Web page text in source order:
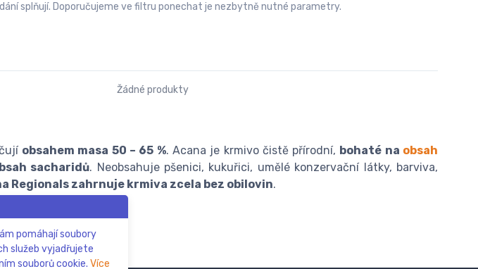
splňují. Doporučujeme ve filtru ponechat je nezbytně nutné parametry.
Žádné produkty
obsahem masa 50 – 65 %. Acana je krmivo čistě přírodní, bohaté na obsah
sacharidů. Neobsahuje pšenici, kukuřici, umělé konzervační látky, barviva,
Regionals zahrnuje krmiva zcela bez obilovin.
pomáhají soubory
služeb vyjadřujete
souborů cookie. Více